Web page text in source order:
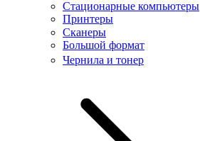
Стационарные компьютеры
Принтеры
Сканеры
Большой формат
Чернила и тонер